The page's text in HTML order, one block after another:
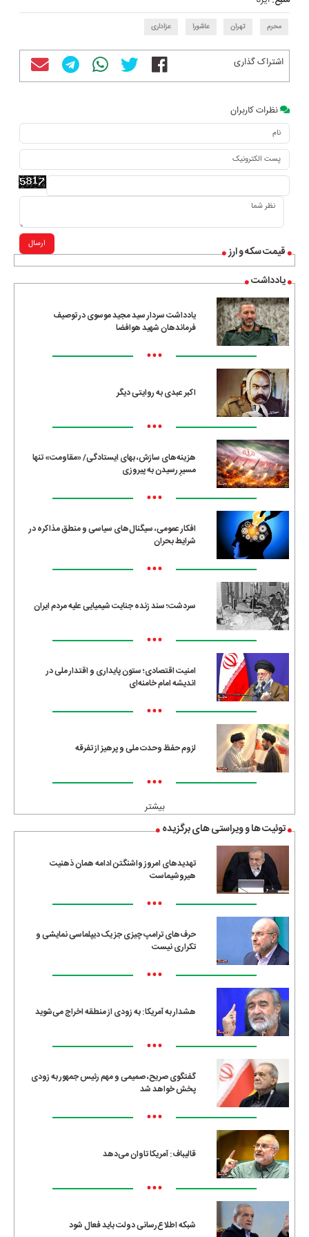
قیمت سکه و ارز
یادداشت
یادداشت سردار سید مجید موسوی در توصیف
فرماندهان شهید هوافضا
•••
اکبر عبدی به روایتی دیگر
•••
هزینه‌های سازش، بهای ایستادگی/ «مقاومت» تنها
مسیرِ رسیدن به پیروزی
•••
افکار عمومی، سیگنال‌های سیاسی و منطق مذاکره در
شرایط بحران
•••
سردشت؛ سند زنده جنایت شیمیایی علیه مردم ایران
•••
امنیت اقتصادی؛ ستون پایداری و اقتدار ملی در
اندیشه امام خامنه‌ای
•••
لزوم حفظ وحدت ملی و پرهیز از تفرقه
•••
بیشتر
توئیت ها و ویراستی های برگزیده
تهدیدهای امروز واشنگتن ادامه همان ذهنیت
هیروشیماست
•••
حرف‌های ترامپ چیزی جز یک دیپلماسی نمایشی و
تکراری نیست
•••
هشدار به آمریکا: به زودی از منطقه اخراج می‌شوید
•••
گفتگوی صریح، صمیمی و مهم رئیس جمهور به زودی
پخش خواهد شد
•••
قالیباف: آمریکا تاوان می‌دهد
•••
شبکه اطلاع‌رسانی دولت باید فعال شود
محرم تهران عاشورا عزاداری
اشتراک گذاری
نظرات کاربران
ارسال